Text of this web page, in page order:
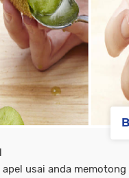
usai anda